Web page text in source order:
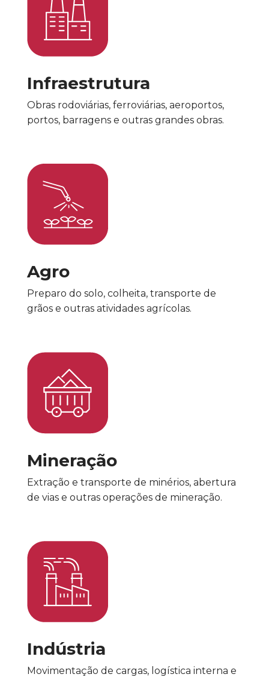
Infraestrutura
Obras rodoviárias, ferroviárias, aeroportos,
portos, barragens e outras grandes obras.
Agro
Preparo do solo, colheita, transporte de
grãos e outras atividades agrícolas.
Mineração
Extração e transporte de minérios, abertura
de vias e outras operações de mineração.
Indústria
Movimentação de cargas, logística interna e